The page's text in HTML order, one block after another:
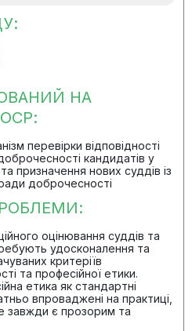
НА
перевірки відповідності
кандидатів у
призначення нових суддів із
доброчесності
оцінювання суддів та
удосконалення та
критеріїв
та професійної етики.
етика як стандартні
впроваджені на практиці,
завжди є прозорим та